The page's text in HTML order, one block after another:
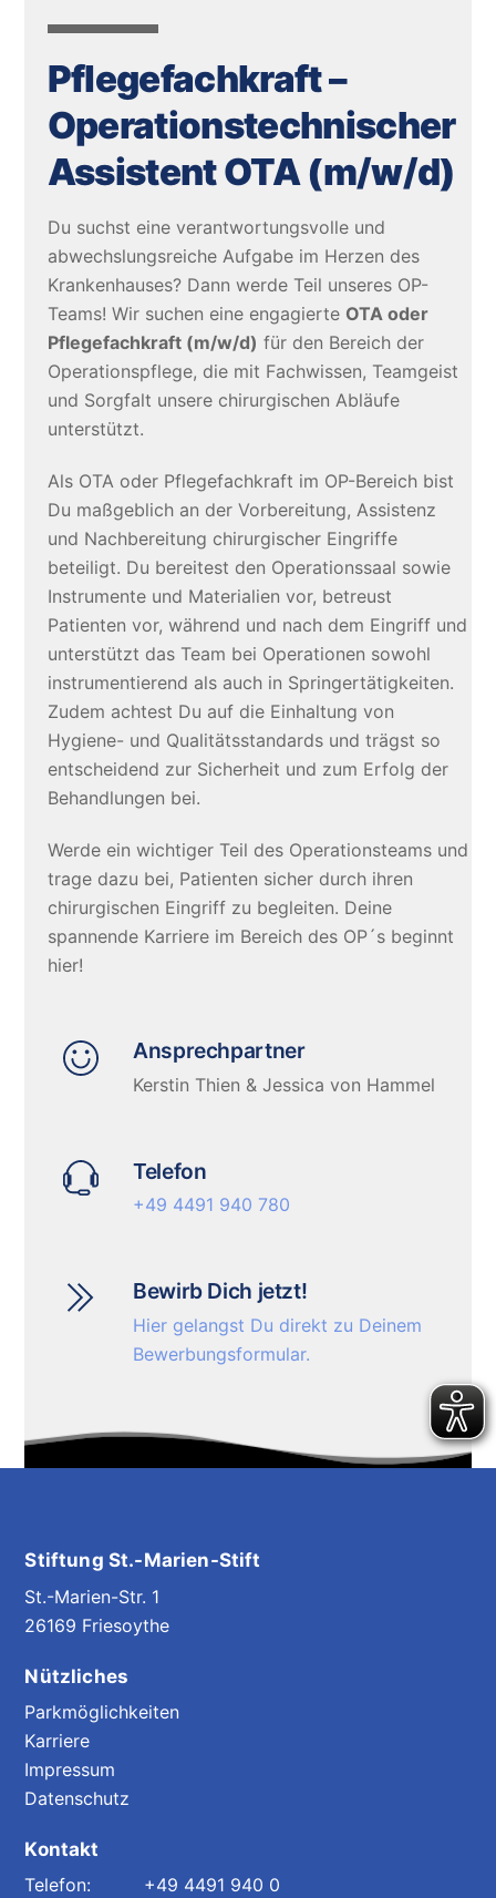
Pflegefachkraft –
Operationstechnischer
Assistent OTA (m/w/d)
Du suchst eine verantwortungsvolle und
abwechslungsreiche Aufgabe im Herzen des
Krankenhauses? Dann werde Teil unseres OP-
Teams! Wir suchen eine engagierte OTA oder
Pflegefachkraft (m/w/d) für den Bereich der
Operationspflege, die mit Fachwissen, Teamgeist
und Sorgfalt unsere chirurgischen Abläufe
unterstützt.
Als OTA oder Pflegefachkraft im OP-Bereich bist
Du maßgeblich an der Vorbereitung, Assistenz
und Nachbereitung chirurgischer Eingriffe
beteiligt. Du bereitest den Operationssaal sowie
Instrumente und Materialien vor, betreust
Patienten vor, während und nach dem Eingriff und
unterstützt das Team bei Operationen sowohl
instrumentierend als auch in Springertätigkeiten.
Zudem achtest Du auf die Einhaltung von
Hygiene- und Qualitätsstandards und trägst so
entscheidend zur Sicherheit und zum Erfolg der
Behandlungen bei.
Werde ein wichtiger Teil des Operationsteams und
trage dazu bei, Patienten sicher durch ihren
chirurgischen Eingriff zu begleiten. Deine
spannende Karriere im Bereich des OP´s beginnt
hier!
Ansprechpartner
Kerstin Thien & Jessica von Hammel
Telefon
+49 4491 940 780
Bewirb Dich jetzt!
Hier gelangst Du direkt zu Deinem
Bewerbungsformular.
Stiftung St.-Marien-Stift
St.-Marien-Str. 1
26169 Friesoythe
Nützliches
Parkmöglichkeiten
Karriere
Impressum
Datenschutz
Kontakt
+49 4491 940 0